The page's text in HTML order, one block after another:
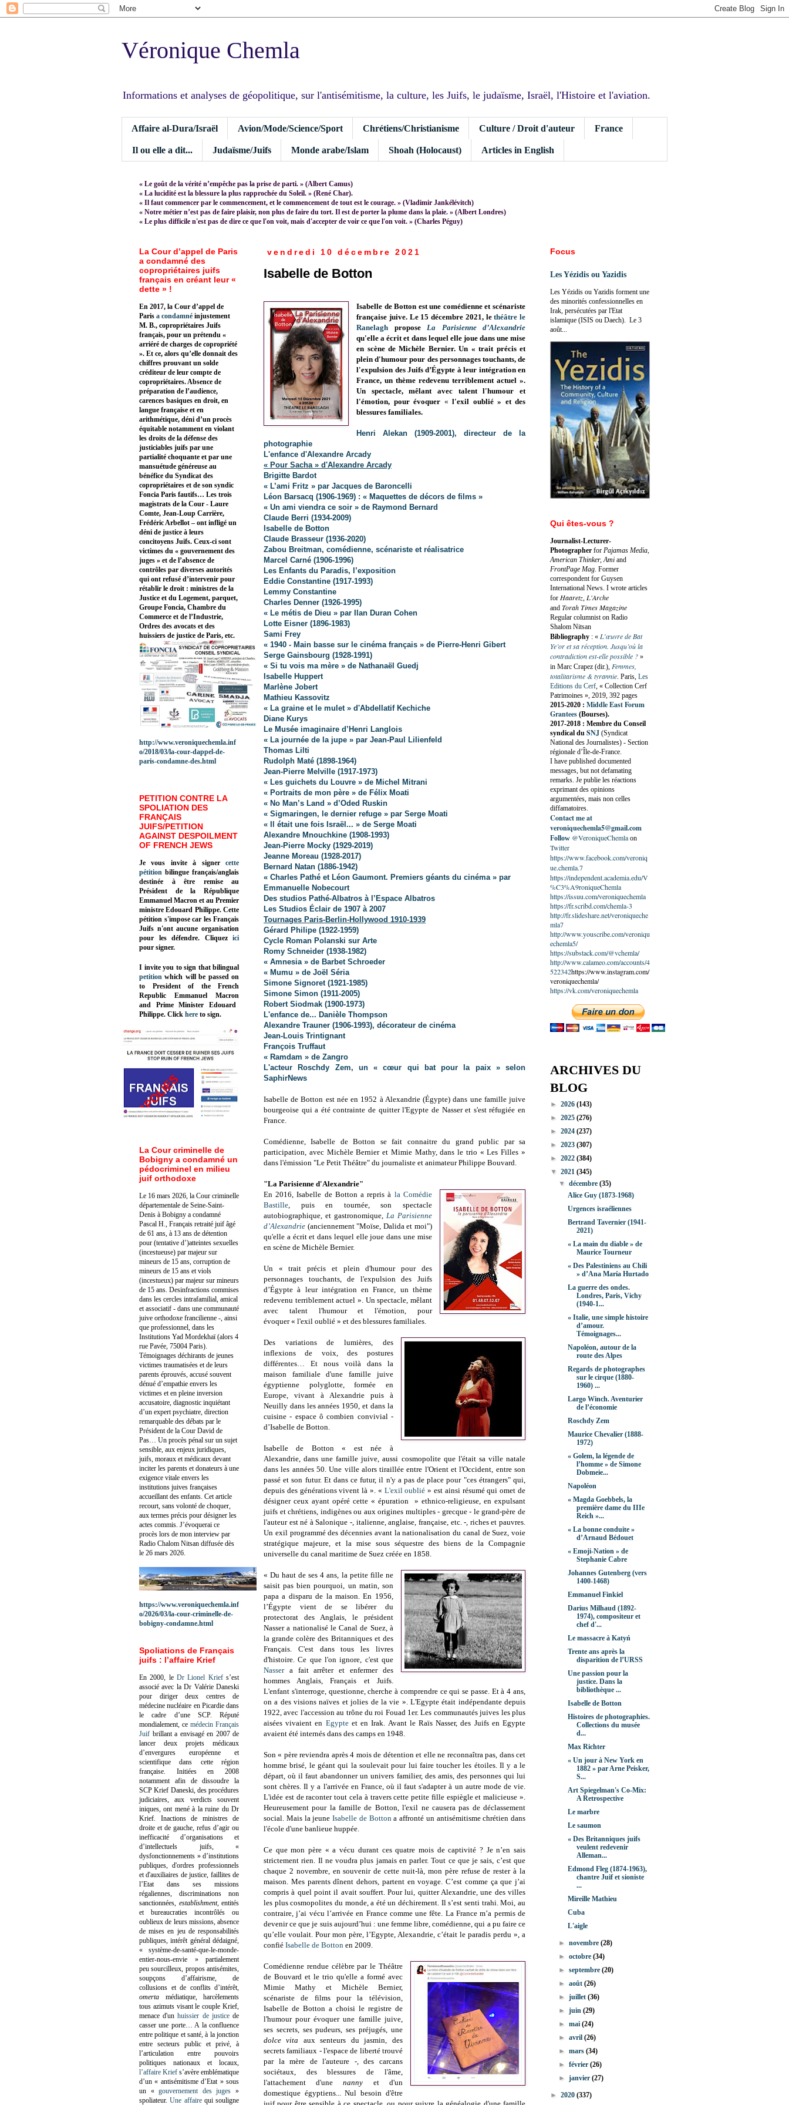
Véronique Chemla
Informations et analyses de géopolitique, sur l'antisémitisme, la culture, les Juifs, le judaïsme, Israël, l'Histoire et l'aviation.
Affaire al-Dura/Israël Avion/Mode/Science/Sport Chrétiens/Christianisme Culture / Droit d'auteur France
Il ou elle a dit... Judaïsme/Juifs Monde arabe/Islam Shoah (Holocaust) Articles in English
« Le goût de la vérité n’empêche pas la prise de parti. » (Albert Camus)
« La lucidité est la blessure la plus rapprochée du Soleil. » (René Char).
« Il faut commencer par le commencement, et le commencement de tout est le courage. » (Vladimir Jankélévitch)
« Notre métier n’est pas de faire plaisir, non plus de faire du tort. Il est de porter la plume dans la plaie. » (Albert Londres)
« Le plus difficile n'est pas de dire ce que l'on voit, mais d'accepter de voir ce que l'on voit. » (Charles Péguy)
vendredi 10 décembre 2021
Isabelle de Botton
Isabelle de Botton est une comédienne et scénariste
française juive. Le 15 décembre 2021, lethéâtre le
Ranelagh propose
La Parisienne d’Alexandrie
qu'elle a écrit et dans lequel elle joue dans une mise
en scène de Michèle Bernier. Un « trait précis et
plein d'humour pour des personnages touchants, de
l'expulsion des Juifs d’Égypte à leur intégration en
France, un thème redevenu terriblement actuel ».
Un spectacle, mêlant avec talent l'humour et
l'émotion, pour évoquer «l'exil oublié» et des
blessures familiales.
Henri Alekan (1909-2001), directeur de la
photographie
L'enfance d'Alexandre Arcady
« Pour Sacha » d'Alexandre Arcady
Brigitte Bardot
« L’ami Fritz » par Jacques de Baroncelli
Léon Barsacq (1906-1969) : « Maquettes de décors de films »
« Un ami viendra ce soir » de Raymond Bernard
Claude Berri (1934-2009)
Isabelle de Botton
Claude Brasseur (1936-2020)
Zabou Breitman, comédienne, scénariste et réalisatrice
Marcel Carné (1906-1996)
Les Enfants du Paradis, l’exposition
Eddie Constantine (1917-1993)
Lemmy Constantine
Charles Denner (1926-1995)
« Le métis de Dieu » par Ilan Duran Cohen
Lotte Eisner (1896-1983)
Sami Frey
« 1940 - Main basse sur le cinéma français » de Pierre-Henri Gibert
Serge Gainsbourg (1928-1991)
« Si tu vois ma mère » de Nathanaël Guedj
Isabelle Huppert
Marlène Jobert
Mathieu Kassovitz
« La graine et le mulet » d'Abdellatif Kechiche
Diane Kurys
Le Musée imaginaire d’Henri Langlois
« La journée de la jupe » par Jean-Paul Lilienfeld
Thomas Lilti
Rudolph Maté (1898-1964)
Jean-Pierre Melville (1917-1973)
« Les guichets du Louvre » de Michel Mitrani
« Portraits de mon père » de Félix Moati
« No Man’s Land » d’Oded Ruskin
« Sigmaringen, le dernier refuge » par Serge Moati
« Il était une fois Israël... » de Serge Moati
Alexandre Mnouchkine (1908-1993)
Jean-Pierre Mocky (1929-2019)
Jeanne Moreau (1928-2017)
Bernard Natan (1886-1942)
« Charles Pathé et Léon Gaumont. Premiers géants du cinéma » par
Emmanuelle Nobecourt
Des studios Pathé-Albatros à l’Espace Albatros
Les Studios Éclair de 1907 à 2007
Tournages Paris-Berlin-Hollywood 1910-1939
Gérard Philipe (1922-1959)
Cycle Roman Polanski sur Arte
Romy Schneider (1938-1982)
« Amnesia » de Barbet Schroeder
« Mumu » de Joël Séria
Simone Signoret (1921-1985)
Simone Simon (1911-2005)
Robert Siodmak (1900-1973)
L'enfance de... Danièle Thompson
Alexandre Trauner (1906-1993), décorateur de cinéma
Jean-Louis Trintignant
François Truffaut
« Ramdam » de Zangro
L'acteur Roschdy Zem, un « cœur qui bat pour la paix » selon
SaphirNews
Isabelle de Botton est née en 1952 à Alexandrie (Égypte)dans une famille juive
bourgeoise qui a été contrainte de quitter l'Egypte de Nasser et s'est réfugiée en
France.
Comédienne, Isabelle de Botton se fait connaitre du grand public par sa
participation, avec Michèle Bernier et Mimie Mathy, dans le trio « Les Filles »
dans l'émission "Le Petit Théâtre" du journaliste et animateur Philippe Bouvard.
"La Parisienne d'Alexandrie"
En 2016, Isabelle de Botton a repris à la Comédie
Bastille, puis en tournée, son spectacle
autobiographique, et gastronomique, La Parisienne
d’Alexandrie (anciennement "Moïse, Dalida et moi")
qu'elle a écrit et dans lequel elle joue dans une mise
en scène de Michèle Bernier.
Un « trait précis et plein d'humour pour des
personnages touchants, de l'expulsion des Juifs
d’Égypte à leur intégration en France, un thème
redevenu terriblement actuel ». Un spectacle, mêlant
avec talent l'humour et l'émotion, pour
évoquer« l'exil oublié » et des blessures familiales.
Des variations de lumières, des
inflexions de voix, des postures
différentes… Et nous voilà dans la
maison familiale d'une famille juive
égyptienne polyglotte, formée en
Europe, vivant à Alexandrie puis à
Neuilly dans les années 1950, et dans la
cuisine - espace ô combien convivial -
d’Isabelle de Botton.
Isabelle de Botton « est née à
Alexandrie, dans une famille juive, aussi cosmopolite que l'était sa ville natale
dans les années 50. Une ville alors tiraillée entre l'Orient et l'Occident, entre son
passé et son futur. Et dans ce futur, il n'y a pas de place pour "ces étrangers" qui,
depuis des générations vivent là ». « L'exil oublié » est ainsi résumé qui omet de
désigner ceux ayant opéré cette « épuration » ethnico-religieuse, en expulsant
juifs et chrétiens, indigènes ou aux origines multiples - grecque - le grand-père de
l'auteur est né à Salonique -, italienne, anglaise, française, etc. -, riches et pauvres.
Un exil programmé des décennies avant la nationalisation du canal de Suez, voie
stratégique majeure, et la mise sous séquestre des biens de la Compagnie
universelle du canal maritime de Suez créée en 1858.
« Du haut de ses 4 ans, la petite fille ne
saisit pas bien pourquoi, un matin, son
papa a disparu de la maison. En 1956,
l’Égypte vient de se libérer du
protectorat des Anglais, le président
Nasser a nationalisé le Canal de Suez, à
la grande colère des Britanniques et des
Français. C'est dans tous les livres
d'histoire. Ce que l'on ignore, c'est que
Nassera fait arrêter et enfermer des
hommes Anglais, Français et Juifs.
L'enfant s'interroge, questionne, cherche à comprendre ce qui se passe. Et à 4 ans,
on a des visions naïves et jolies de la vie ». L'Egypte était indépendante depuis
1922, avec l'accession au trône du roi Fouad 1er. Les communautés juives les plus
aisées vivaient en Egypteet en Irak. Avant le Raïs Nasser, des Juifs en Egypte
avaient été internés dans des camps en 1948.
Son « père reviendra après 4 mois de détention et elle ne reconnaîtra pas, dans cet
homme brisé, le géant qui la soulevait pour lui faire toucher les étoiles. Il y a le
départ, où il faut abandonner un univers familier, des amis, des personnes qui lui
sont chères. Il y a l'arrivée en France, où il faut s'adapter à un autre mode de vie.
L'idée est de raconter tout cela à travers cette petite fille espiègle et malicieuse ».
Heureusement pour la famille de Botton, l'exil ne causera pas de déclassement
social. Mais la jeune Isabelle de Bottona affronté un antisémitisme chrétien dans
l'école d'une banlieue huppée.
Ce que mon père « a vécu durant ces quatre mois de captivité ? Je n’en sais
strictement rien. Il ne voudra plus jamais en parler. Tout ce que je sais, c’est que
chaque 2 novembre, en souvenir de cette nuit-là, mon père refuse de rester à la
maison. Mes parents dînent dehors, partent en voyage. C’est comme ça que j’ai
compris à quel point il avait souffert. Pour lui, quitter Alexandrie, une des villes
les plus cosmopolites du monde, a été un déchirement. Il s’est senti trahi. Moi, au
contraire, j’ai vécu l’arrivée en France comme une fête. La France m’a permis de
devenir ce que je suis aujourd’hui : une femme libre, comédienne, qui a pu faire ce
qu’elle voulait. Pour mon père, l’Egypte, Alexandrie, c’était le paradis perdu », a
confié Isabelle de Botton en 2009.
Comédienne rendue célèbre par le Théâtre
de Bouvard et le trio qu'elle a formé avec
Mimie Mathy et Michèle Bernier,
scénariste de films pour la télévision,
Isabelle de Botton a choisi le registre de
l'humour pour évoquer une famille juive,
ses secrets, ses pudeurs, ses préjugés, une
dolce vita aux senteurs du jasmin, des
secrets familiaux - l'espace de liberté trouvé
par la mère de l'auteure -, des carcans
sociétaux, des blessures de l'âme,
l'attachement d'unenanny et d'un
domestique égyptiens... Nul besoin d'être
La Cour d’appel de Paris
a condamné des
copropriétaires juifs
français en créant leur «
dette » !
En 2017, la Cour d’appel de
Paris a condamné injustement
M. B., copropriétaires Juifs
français, pour un prétendu «
arriéré de charges de copropriété
». Et ce, alors qu’elle donnait des
chiffres prouvant un solde
créditeur de leur compte de
copropriétaires. Absence de
préparation de l’audience,
carences basiques en droit, en
langue française et en
arithmétique, déni d’un procès
équitable notamment en violant
les droits de la défense des
justiciables juifs par une
partialité choquante et par une
mansuétude généreuse au
bénéfice du Syndicat des
copropriétaires et de son syndic
Foncia Paris fautifs… Les trois
magistrats de la Cour - Laure
Comte, Jean-Loup Carrière,
Frédéric Arbellot – ont infligé un
déni de justice à leurs
concitoyens Juifs. Ceux-ci sont
victimes du « gouvernement des
juges » et de l’absence de
contrôles par diverses autorités
qui ont refusé d’intervenir pour
rétablir le droit : ministres de la
Justice et du Logement, parquet,
Groupe Foncia, Chambre du
Commerce et de l’Industrie,
Ordres des avocats et des
huissiers de justice de Paris, etc.
http://www.veroniquechemla.inf
o/2018/03/la-cour-dappel-de-
paris-condamne-des.html
PETITION CONTRE LA
SPOLIATION DES
FRANÇAIS
JUIFS/PETITION
AGAINST DESPOILMENT
OF FRENCH JEWS
Je vous invite à signer cette
pétition bilingue français/anglais
destinée à être remise au
Président de la République
Emmanuel Macron et au Premier
ministre Edouard Philippe. Cette
pétition s'impose car les Français
Juifs n'ont aucune organisation
pour les défendre. Cliquez
ici
pour signer.
I invite you to sign that bilingual
petition which will be passed on
to President of the French
Republic Emmanuel Macron
and Prime Minister Edouard
Philippe. Click here to sign.
La Cour criminelle de
Bobigny a condamné un
pédocriminel en milieu
juif orthodoxe
Le 16 mars 2026, la Cour criminelle
départementale de Seine-Saint-
Denis à Bobigny a condamné
Pascal H., Français retraité juif âgé
de 61 ans, à 13 ans de détention
pour (tentative d’)atteintes sexuelles
(incestueuse) par majeur sur
mineurs de 15 ans, corruption de
mineurs de 15 ans et viols
(incestueux) par majeur sur mineurs
de 15 ans. Desinfractions commises
dans les cercles intrafamilial, amical
et associatif - dans une communauté
juive orthodoxe francilienne -, ainsi
que professionnel, dans les
Institutions Yad Mordekhaï (alors 4
rue Pavée, 75004 Paris).
Témoignages déchirants de jeunes
victimes traumatisées et de leurs
parents éprouvés, accusé souvent
dénué d’empathie envers les
victimes et en pleine inversion
accusatoire, diagnostic inquiétant
d’un expert psychiatre, direction
remarquable des débats par le
Président de la Cour David de
Pas… Un procès pénal sur un sujet
sensible, aux enjeux juridiques,
juifs, moraux et médicaux devant
inciter les parents et donateurs à une
exigence vitale envers les
institutions juives françaises
accueillant des enfants. Cet article
recourt, sans volonté de choquer,
aux termes précis pour désigner les
actes commis. J’évoquerai ce
procès lors de mon interview par
Radio Chalom Nitsan diffusée dès
le 26 mars 2026.
https://www.veroniquechemla.inf
o/2026/03/la-cour-criminelle-de-
bobigny-condamne.html
Spoliations de Français
juifs : l’affaire Krief
En 2000, le Dr Lionel Kriefs’est
associé avec la Dr Valérie Daneski
pour diriger deux centres de
médecine nucléaire en Picardie dans
le cadre d’une SCP. Réputé
mondialement, ce médecin Français
Juif brillant a envisagé en 2007 de
lancer deux projets médicaux
d’envergures européenne et
scientifique dans cette région
française. Initiées en 2008
notamment afin de dissoudre la
SCP Krief Daneski, des procédures
judiciaires, aux verdicts souvent
iniques, ont mené à la ruine du Dr
Krief. Inactions de ministres de
droite et de gauche, refus d’agir ou
inefficacité d’organisations et
d’intellectuels juifs, «
dysfonctionnements » d’institutions
publiques, d'ordres professionnels
et d'auxiliaires de justice, faillites de
l’Etat dans ses missions
régaliennes, discriminations non
sanctionnées, establishment, entités
et bureaucraties incontrôlés ou
oublieux de leurs missions, absence
de mises en jeu de responsabilités
publiques, intérêt général dédaigné,
« système-de-santé-que-le-monde-
entier-nous-envie » partialement
peu sourcilleux, propos antisémites,
soupçons d’affairisme, de
collusions et de conflits d’intérêt,
omerta médiatique, harcèlements
tous azimuts visant le couple Krief,
menace d'unhuissier de justicede
casser une porte… A la confluence
entre politique et santé, à la jonction
entre secteurs public et privé, à
l’articulation entre pouvoirs
politiques nationaux et locaux,
l’affaire Krief s’avère emblématique
d’un « antisémitisme d’Etat » sous
un «gouvernement des juges »
spoliateur.Une affairequi souligne
Focus
Les Yézidis ou Yazidis
Les Yézidis ou Yazidis forment une
des minorités confessionnelles en
Irak, persécutées par l'Etat
islamique (ISIS ou Daech). Le 3
août...
Qui êtes-vous ?
Journalist-Lecturer-
Photographer for Pajamas Media,
American Thinker, Ami and
FrontPage Mag. Former
correspondent for Guysen
International News. I wrote articles
for Haaretz, L'Arche
and Torah Times Magazine
Regular columnist on Radio
Shalom Nitsan
Bibliography : « L’œuvre de Bat
Ye’or et sa réception. Jusqu’où la
contradiction est-elle possible ? »
in Marc Crapez (dir.), Femmes,
totalitarisme & tyrannie. Paris, Les
Editions du Cerf, « Collection Cerf
Patrimoines », 2019, 392 pages
2015-2020 : Middle East Forum
Grantees (Bourses).
2017-2018 : Membre du Conseil
syndical du SNJ (Syndicat
National des Journalistes) - Section
régionale d’Île-de-France.
I have published documented
messages, but not defamating
remarks. Je publie les réactions
exprimant des opinions
argumentées, mais non celles
diffamatoires.
Contact me at
veroniquechemla5@gmail.com
Follow @VeroniqueChemlaon
Twitter
https://www.facebook.com/veroniq
ue.chemla.7
https://independent.academia.edu/V
%C3%A9roniqueChemla
https://issuu.com/veroniquechemla
https://fr.scribd.com/chemla-3
http://fr.slideshare.net/veroniqueche
mla7
http://www.youscribe.com/veroniqu
echemla5/
https://substack.com/@vchemla/
http://www.calameo.com/accounts/4
522342https://www.instagram.com/
veroniquechemla/
https://vk.com/veroniquechemla
ARCHIVES DU
BLOG
► 2026 (143)
► 2025 (276)
► 2024 (237)
► 2023 (307)
► 2022 (384)
▼ 2021 (345)
▼décembre(35)
Alice Guy (1873-1968)
Urgences israéliennes
Bertrand Tavernier (1941-
2021)
« La main du diable » de
Maurice Tourneur
« Des Palestiniens au Chili
» d’Ana María Hurtado
La guerre des ondes.
Londres, Paris, Vichy
(1940-1...
« Italie, une simple histoire
d’amour.
Témoignages...
Napoléon, autour de la
route des Alpes
Regards de photographes
sur le cirque (1880-
1960) ...
Largo Winch. Aventurier
de l’économie
Roschdy Zem
Maurice Chevalier (1888-
1972)
« Golem, la légende de
l’homme » de Simone
Dobmeie...
Napoléon
« Magda Goebbels, la
première dame du IIIe
Reich »...
« La bonne conduite »
d’Arnaud Bédouet
« Emoji-Nation » de
Stephanie Cabre
Johannes Gutenberg (vers
1400-1468)
Emmanuel Finkiel
Darius Milhaud (1892-
1974), compositeur et
chef d'...
Le massacre à Katyń
Trente ans après la
disparition de l’URSS
Une passion pour la
justice. Dans la
bibliothèque ...
Isabelle de Botton
Histoires de photographies.
Collections du musée
d...
Max Richter
« Un jour à New York en
1882 » par Arne Peisker,
S...
Art Spiegelman's Co-Mix:
A Retrospective
Le marbre
Le saumon
« Des Britanniques juifs
veulent redevenir
Alleman...
Edmond Fleg (1874-1963),
chantre Juif et sioniste
...
Mireille Mathieu
Cuba
L'aigle
►novembre(28)
►octobre(34)
►septembre(20)
►août(26)
►juillet(36)
►juin(29)
►mai(24)
►avril(26)
►mars(34)
►février(26)
►janvier(27)
► 2020 (337)